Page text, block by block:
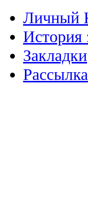
Личный
История
Закладки
Рассылка